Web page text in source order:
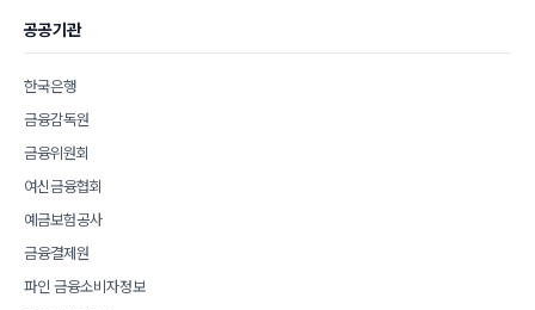
공공기관
한국은행
금융감독원
금융위원회
여신금융협회
예금보험공사
금융결제원
파인 금융소비자정보